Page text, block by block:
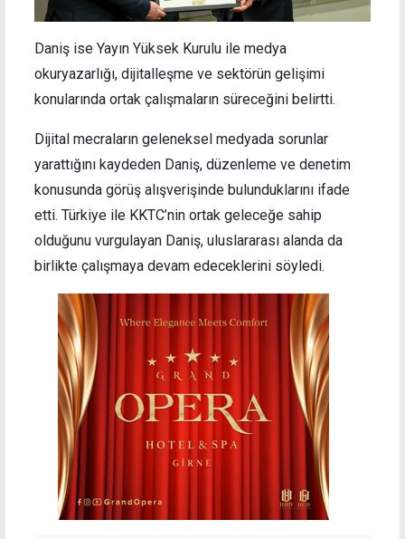
Daniş ise Yayın Yüksek Kurulu ile medya
okuryazarlığı, dijitalleşme ve sektörün gelişimi
konularında ortak çalışmaların süreceğini belirtti.
Dijital mecraların geleneksel medyada sorunlar
yarattığını kaydeden Daniş, düzenleme ve denetim
konusunda görüş alışverişinde bulunduklarını ifade
etti. Türkiye ile KKTC’nin ortak geleceğe sahip
olduğunu vurgulayan Daniş, uluslararası alanda da
birlikte çalışmaya devam edeceklerini söyledi.